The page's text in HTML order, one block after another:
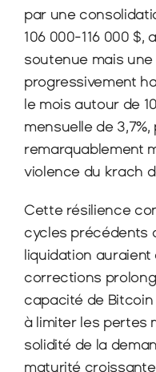
par une
106 000-116 000 $,
soutenue mais
progressivement
le mois autour de
mensuelle de
remarquablement
violence du krach
Cette résilience
cycles précédents
liquidation
corrections
capacité de
à limiter les pertes
solidité de la
maturité